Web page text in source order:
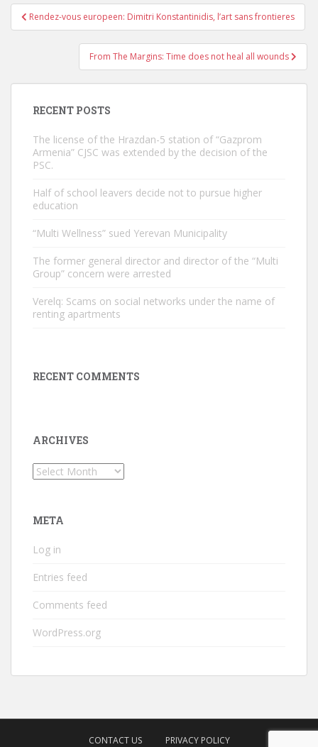
Post
navigation
Rendez-vous europeen: Dimitri Konstantinidis, l’art sans frontieres
From The Margins: Time does not heal all wounds
RECENT POSTS
The license of the Hrazdan-5 station of “Gazprom
Armenia” CJSC was extended by the decision of the
PSC.
Half of school leavers decide not to pursue higher
education
“Multi Wellness” sued Yerevan Municipality
The former general director and director of the “Multi
Group” concern were arrested
Verelq: Scams on social networks under the name of
renting apartments
RECENT COMMENTS
ARCHIVES
Archives
META
Log in
Entries feed
Comments feed
WordPress.org
CONTACT US PRIVACY POLICY